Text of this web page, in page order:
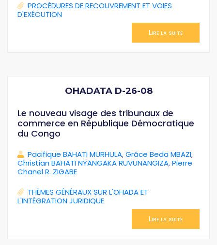
PROCÉDURES DE RECOUVREMENT ET VOIES
D'EXÉCUTION
Lire la suite
OHADATA D-26-08
Le nouveau visage des tribunaux de
commerce en République Démocratique
du Congo
Pacifique BAHATI MURHULA,Grâce Beda MBAZI,
Christian BAHATI NYANGAKA RUVUNANGIZA,Pierre
Chanel R. ZIGABE
THÈMES GÉNÉRAUX SUR L'OHADA ET
L'INTÉGRATION JURIDIQUE
Lire la suite